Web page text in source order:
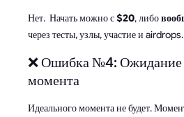
Нет. Начать можно с$20, либо
через тесты, узлы, участие и airdrops.
❌ Ошибка №4: Ожидание
момента
Идеального момента не будет.